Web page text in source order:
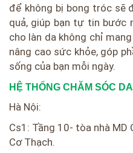
để không bị bong tróc sẽ
quả, giúp bạn tự tin bước
cho làn da không chỉ
nâng cao sức khỏe, góp
sống của bạn mỗi ngày.
HỆ THỐNG CHĂM SÓC
Hà Nội:
Cs1: Tầng 10- tòa nhà MD
Cơ Thạch.